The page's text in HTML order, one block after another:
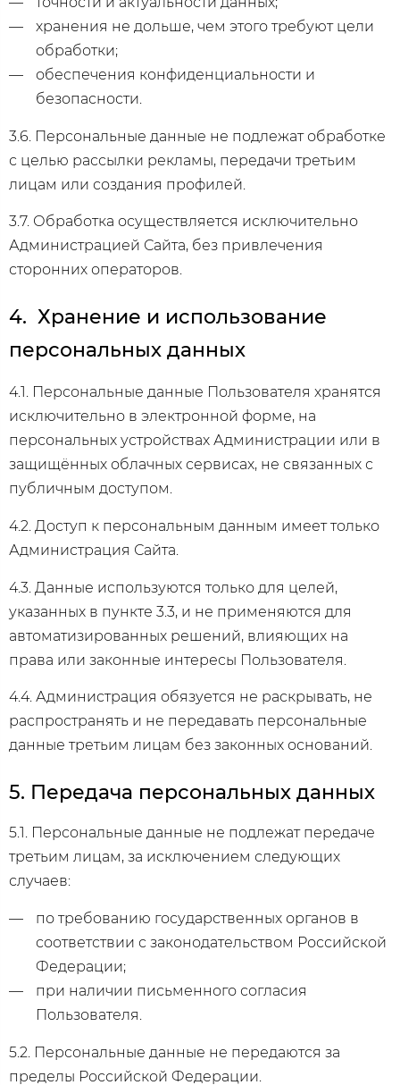
хранения не дольше, чем этого требуют цели
обработки;
обеспечения конфиденциальности и
безопасности.
3.6. Персональные данные не подлежат обработке
с целью рассылки рекламы, передачи третьим
лицам или создания профилей.
3.7. Обработка осуществляется исключительно
Администрацией Сайта, без привлечения
сторонних операторов.
4. Хранение и использование
персональных данных
4.1. Персональные данные Пользователя хранятся
исключительно в электронной форме, на
персональных устройствах Администрации или в
защищённых облачных сервисах, не связанных с
публичным доступом.
4.2. Доступ к персональным данным имеет только
Администрация Сайта.
4.3. Данные используются только для целей,
указанных в пункте 3.3, и не применяются для
автоматизированных решений, влияющих на
права или законные интересы Пользователя.
4.4. Администрация обязуется не раскрывать, не
распространять и не передавать персональные
данные третьим лицам без законных оснований.
5. Передача персональных данных
5.1. Персональные данные не подлежат передаче
третьим лицам, за исключением следующих
случаев:
по требованию государственных органов в
соответствии с законодательством Российской
Федерации;
при наличии письменного согласия
Пользователя.
5.2. Персональные данные не передаются за
пределы Российской Федерации.